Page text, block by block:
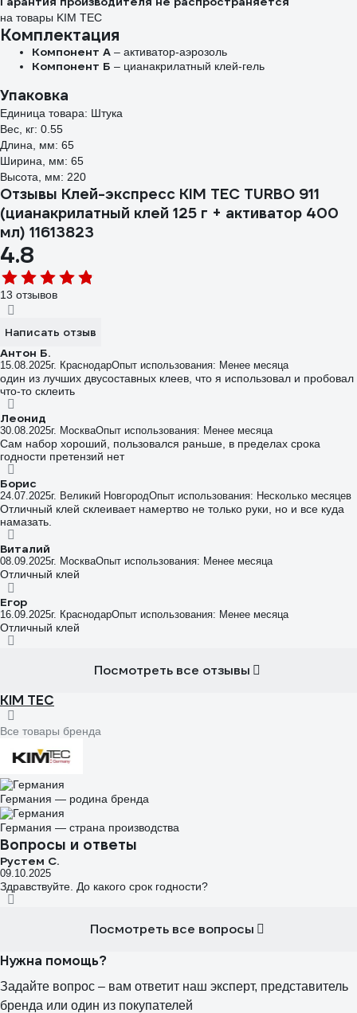
на товары KIM TEC
Комплектация
Компонент А – активатор-аэрозоль
Компонент Б – цианакрилатный клей-гель
Упаковка
Единица товара: Штука
Вес, кг: 0.55
Длина, мм: 65
Ширина, мм: 65
Высота, мм: 220
Отзывы Клей-экспресс KIM TEC TURBO 911
(цианакрилатный клей 125 г + активатор 400
мл) 11613823
4.8
13 отзывов
Написать отзыв
Антон Б.
15.08.2025г. КраснодарОпыт использования: Менее месяца
один из лучших двусоставных клеев, что я использовал и пробовал
что-то склеить
Леонид
30.08.2025г. МоскваОпыт использования: Менее месяца
Сам набор хороший, пользовался раньше, в пределах срока
годности претензий нет
Борис
24.07.2025г. Великий НовгородОпыт использования: Несколько месяцев
Отличный клей склеивает намертво не только руки, но и все куда
намазать.
Виталий
08.09.2025г. МоскваОпыт использования: Менее месяца
Отличный клей
Егор
16.09.2025г. КраснодарОпыт использования: Менее месяца
Отличный клей
Посмотреть все отзывы
KIM TEC
Все товары бренда
Германия — родина бренда
Германия — страна производства
Вопросы и ответы
Рустем С.
09.10.2025
Здравствуйте. До какого срок годности?
Посмотреть все вопросы
Нужна помощь?
Задайте вопрос – вам ответит наш эксперт, представитель
бренда или один из покупателей